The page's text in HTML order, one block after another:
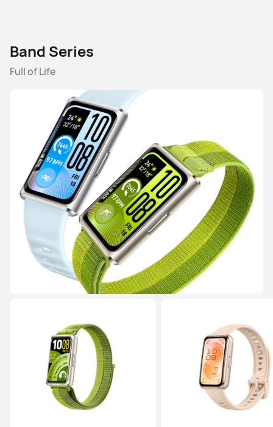
Band Series
Full of Life
HUAWEI WATCH FIT 5
HUAWEI WATCH FIT 4 Pro
Μάθε Περισσότερα
HUAWEI WATCH FIT 4
Μάθε Περισσότερα